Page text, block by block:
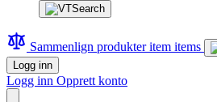
Sammenlign produkteritem items
Logg inn
Logg inn Opprett konto